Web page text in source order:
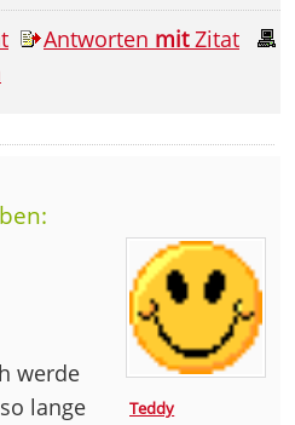
Antworten mitZitat
Teddy
werde
lange